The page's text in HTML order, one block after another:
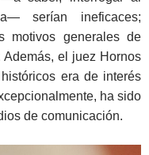
serían ineficaces;
motivos generales de
el juez Hornos
era de interés
ha sido
de comunicación.